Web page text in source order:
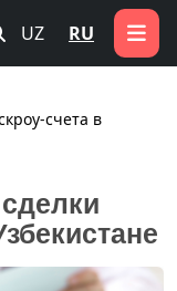
UZ RU
счета в